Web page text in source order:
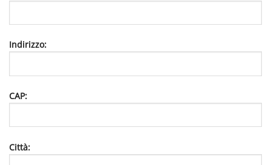
Indirizzo:
CAP:
Città: